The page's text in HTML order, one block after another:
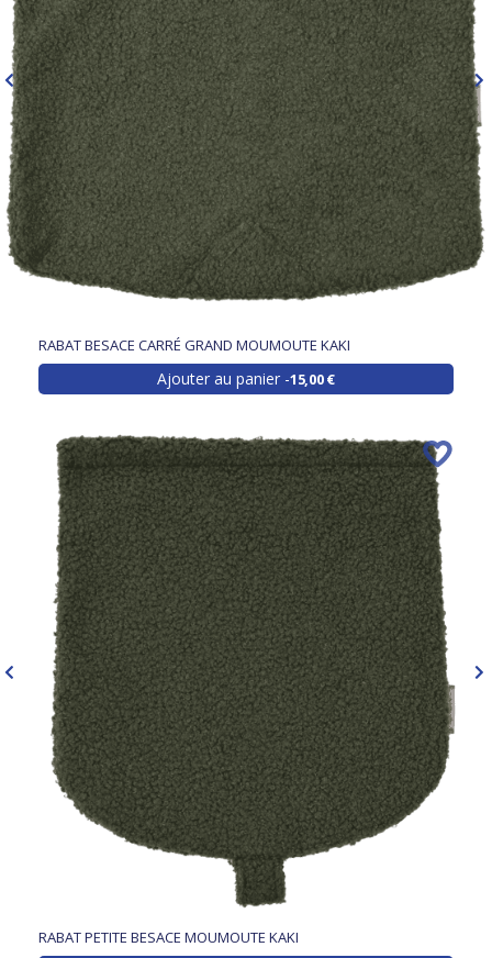
RABAT BESACE CARRÉ GRAND MOUMOUTE KAKI
Ajouter au panier 15,00 €
RABAT PETITE BESACE MOUMOUTE KAKI